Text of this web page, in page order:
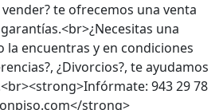
te ofrecemos una venta
una
la encuentras y en condiciones
¿Divorcios?, te ayudamos
943 29 78
strong>